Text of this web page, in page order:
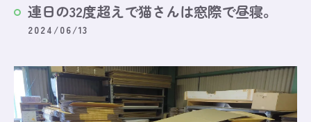
連日の32度超えで猫さんは窓際で昼寝。
2024/06/13